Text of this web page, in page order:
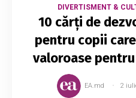
DIVERTISMENT &
10 cărți de
pentru copii
valoroase
EA.md 2